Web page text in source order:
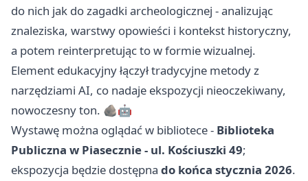
do nich jak do zagadki archeologicznej - analizując
znaleziska, warstwy opowieści i kontekst historyczny,
a potem reinterpretując to w formie wizualnej.
Element edukacyjny łączył tradycyjne metody z
narzędziami AI, co nadaje ekspozycji nieoczekiwany,
nowoczesny ton. 🪨🤖
Wystawę można oglądać w bibliotece - Biblioteka
Publiczna w Piasecznie - ul. Kościuszki 49;
ekspozycja będzie dostępna do końca stycznia 2026.